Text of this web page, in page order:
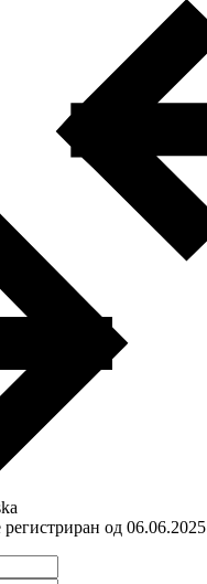
од 06.06.2025